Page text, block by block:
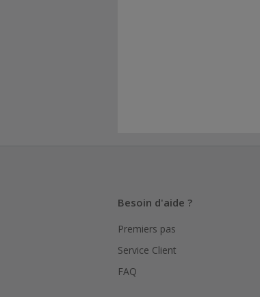
Besoin d'aide ?
Premiers pas
Service Client
FAQ